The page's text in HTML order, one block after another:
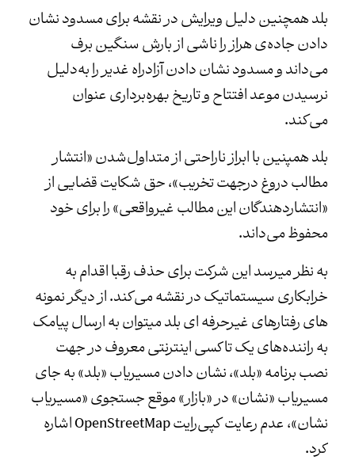
بلد همچنین دلیل ویرایش در نقشه برای مسدود نشان
دادن جاده‌ی هراز را ناشی از بارش سنگین برف
می‌داند و مسدود نشان دادن آزادراه غدیر را به‌دلیل
نرسیدن موعد افتتاح و تاریخ بهره‌برداری عنوان
می‌کند.
بلد همپنین با ابراز ناراحتی از متداول‌شدن «انتشار
مطالب دروغ درجهت تخریب»، حق شکایت قضایی از
«انتشاردهندگان این مطالب غیرواقعی» را برای خود
محفوظ می‌داند.
به نظر میرسد این شرکت برای حذف رقبا اقدام به
خرابکاری سیستماتیک در نقشه می‌کند. از دیگر نمونه
های رفتارهای غیرحرفه ای بلد میتوان به ارسال پیامک
به راننده‌های یک تاکسی اینترنتی معروف در جهت
نصب برنامه «بلد»‌، نشان دادن مسیریاب «بلد» به جای
مسیریاب «نشان» در «بازار» موقع جستجوی «مسیریاب
نشان»، عدم رعایت کپی‌رایت OpenStreetMap اشاره
کرد.